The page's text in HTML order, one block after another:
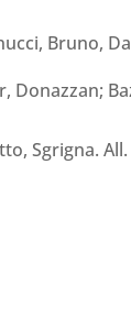
Bruno,
Sgrigna.